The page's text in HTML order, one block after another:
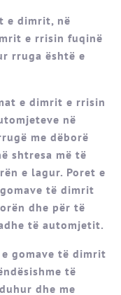
e dimrit, në
e rrisin fuqinë
rruga është e
e dimrit e rrisin
në
me dëborë
shtresa më të
e lagur. Poret e
të dimrit
dhe për të
të automjetit.
gomave të dimrit
të
dhe me